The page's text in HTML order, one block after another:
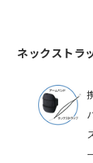
ネックストラ